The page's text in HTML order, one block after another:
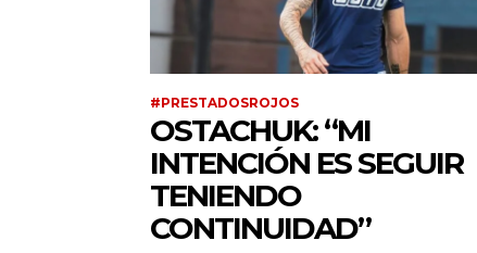
#PRESTADOSROJOS
OSTACHUK: “MI
INTENCIÓN ES SEGUIR
TENIENDO
CONTINUIDAD”